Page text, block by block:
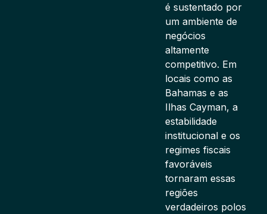
é sustentado por
um ambiente de
negócios
altamente
competitivo. Em
locais como as
Bahamas e as
Ilhas Cayman, a
estabilidade
institucional e os
regimes fiscais
favoráveis
tornaram essas
regiões
verdadeiros polos